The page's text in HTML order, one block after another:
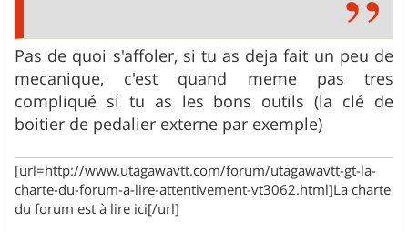
Pas de quoi s'affoler, si tu as deja fait un peu de
mecanique, c'est quand meme pas tres
compliqué si tu as les bons outils (la clé de
boitier de pedalier externe par exemple)
[url=http://www.utagawavtt.com/forum/utagawavtt-gt-la-
charte-du-forum-a-lire-attentivement-vt3062.html]La charte
du forum est à lire ici[/url]